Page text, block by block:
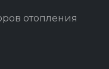
отопления